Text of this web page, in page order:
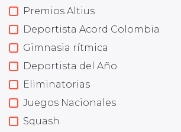
Premios Altius
Deportista Acord Colombia
Gimnasia rítmica
Deportista del Año
Eliminatorias
Juegos Nacionales
Squash